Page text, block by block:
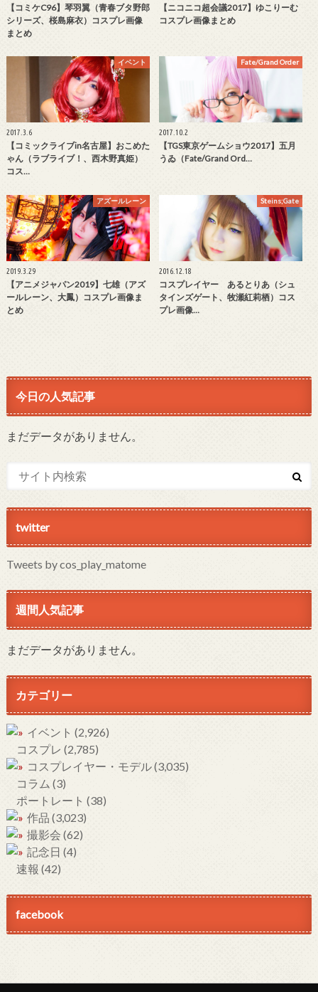
【コミケC96】琴羽翼（青春ブタ野郎
シリーズ、桜島麻衣）コスプレ画像
まとめ
【ニコニコ超会議2017】ゆこりーむ
コスプレ画像まとめ
イベント
2017.3.6
【コミックライブin名古屋】おこめた
ゃん（ラブライブ！、西木野真姫）
コス…
Fate/Grand Order
2017.10.2
【TGS東京ゲームショウ2017】五月
うゐ（Fate/Grand Ord…
アズールレーン
2019.3.29
【アニメジャパン2019】七雄（アズ
ールレーン、大鳳）コスプレ画像ま
とめ
Steins;Gate
2016.12.18
コスプレイヤー あるとりあ（シュ
タインズゲート、牧瀬紅莉栖）コス
プレ画像…
今日の人気記事
まだデータがありません。
twitter
Tweets by cos_play_matome
週間人気記事
まだデータがありません。
カテゴリー
イベント (2,926)
コスプレ (2,785)
コスプレイヤー・モデル(3,035)
コラム (3)
ポートレート (38)
作品 (3,023)
撮影会 (62)
記念日 (4)
速報 (42)
facebook